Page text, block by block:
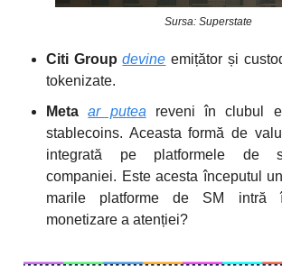
Sursa: Superstate
Citi Group devine emițător și
tokenizate.
Metaar putea reveni în clubul
stablecoins. Aceasta formă de
integrată pe platformele de
companiei. Este acesta începutul
marile platforme de SM intră
monetizare a atenției?